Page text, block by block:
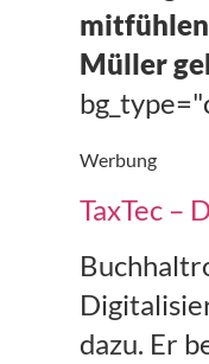
Müller
Werbung
TaxTec –
dazu. Er